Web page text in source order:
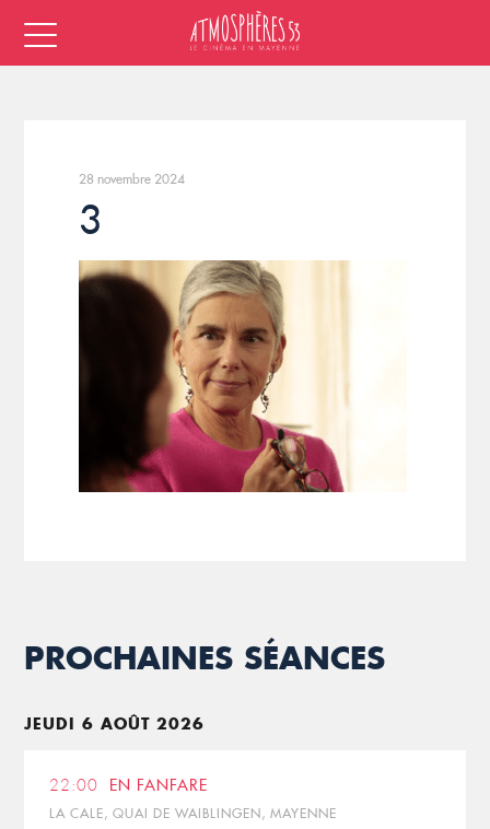
28 novembre 2024
3
PROCHAINES SÉANCES
JEUDI 6 AOÛT 2026
22:00 EN FANFARE
LA CALE, QUAI DE WAIBLINGEN, MAYENNE